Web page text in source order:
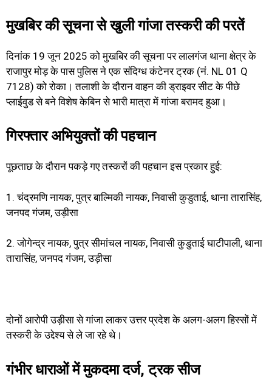
मुखबिर की सूचना से खुली गांजा तस्करी की परतें
दिनांक 19 जून 2025 को मुखबिर की सूचना पर लालगंज थाना क्षेत्र के
राजापुर मोड़ के पास पुलिस ने एक संदिग्ध कंटेनर ट्रक (नं. NL 01 Q
7128) को रोका। तलाशी के दौरान वाहन की ड्राइवर सीट के पीछे
प्लाईवुड से बने विशेष केबिन से भारी मात्रा में गांजा बरामद हुआ।
गिरफ्तार अभियुक्तों की पहचान
पूछताछ के दौरान पकड़े गए तस्करों की पहचान इस प्रकार हुई:
1. चंद्रमणि नायक, पुत्र बाल्मिकी नायक, निवासी कुडुताई, थाना तारासिंह,
जनपद गंजम, उड़ीसा
2. जोगेन्द्र नायक, पुत्र सीमांचल नायक, निवासी कुडुताई घाटीपाली, थाना
तारासिंह, जनपद गंजम, उड़ीसा
दोनों आरोपी उड़ीसा से गांजा लाकर उत्तर प्रदेश के अलग-अलग हिस्सों में
तस्करी के उद्देश्य से ले जा रहे थे।
गंभीर धाराओं में मुकदमा दर्ज, ट्रक सीज